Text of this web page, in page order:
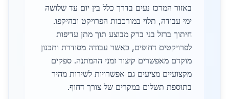
באזור המרכז נעים בדרך כלל בין יום עד שלושה
ימי עבודה, תלוי במורכבות הפרויקט ובהיקפו.
חיתוך ברזל בני ברק מבוצע תוך מתן עדיפות
לפרויקטים דחופים, כאשר עבודה מסודרת ותכנון
מוקדם מאפשרים קיצור זמני ההמתנה. ספקים
מקצועיים מציעים גם אפשרויות לשירות מהיר
בתוספת תשלום במקרים של צורך דחוף.